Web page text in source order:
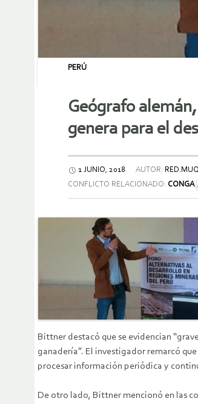
PERÚ
Geógrafo
genera para el
1 JUNIO, 2018 AUTOR:
CONFLICTO RELACIONADO: CONGA
Bittner destacó que se evidencian
ganadería”. El investigador remarcó
procesar información periódica y
De otro lado, Bittner mencionó en las